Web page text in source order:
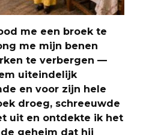
me een broek te
me mijn benen
te verbergen —
uiteindelijk
en voor zijn hele
droeg, schreeuwde
uit en ontdekte ik het
geheim dat hij